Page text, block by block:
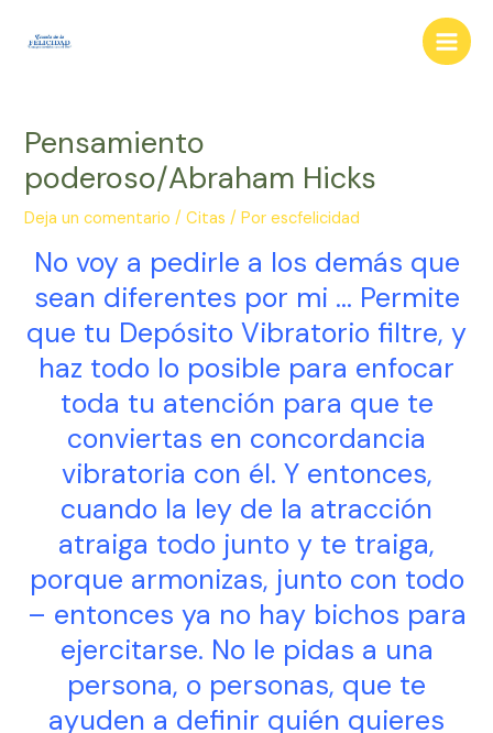
Main
Pensamiento
poderoso/Abraham Hicks
Deja un comentario /Citas / Porescfelicidad
No voy a pedirle a los demás que
sean diferentes por mi … Permite
que tu Depósito Vibratorio filtre, y
haz todo lo posible para enfocar
toda tu atención para que te
conviertas en concordancia
vibratoria con él. Y entonces,
cuando la ley de la atracción
atraiga todo junto y te traiga,
porque armonizas, junto con todo
– entonces ya no hay bichos para
ejercitarse. No le pidas a una
persona, o personas, que te
ayuden a definir quién quieres